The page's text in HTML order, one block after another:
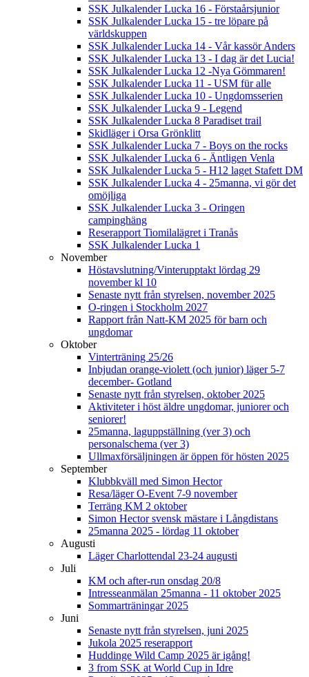
SSK Julkalender Lucka 16 - Förstaårsjunior
SSK Julkalender Lucka 15 - tre löpare på
världskuppen
SSK Julkalender Lucka 14 - Vår kassör Anders
SSK Julkalender Lucka 13 - I dag är det Lucia!
SSK Julkalender Lucka 12 -Nya Gömmaren!
SSK Julkalender Lucka 11 - USM für alle
SSK Julkalender Lucka 10 - Ungdomsserien
SSK Julkalender Lucka 9 - Legend
SSK Julkalender Lucka 8 Paradiset trail
Skidläger i Orsa Grönklitt
SSK Julkalender Lucka 7 - Boys on the rocks
SSK Julkalender Lucka 6 - Äntligen Venla
SSK Julkalender Lucka 5 - H12 laget Stafett DM
SSK Julkalender Lucka 4 - 25manna, vi gör det
omöjliga
SSK Julkalender Lucka 3 - Oringen
campinghäng
Reserapport Tiomilalägret i Tranås
SSK Julkalender Lucka 1
November
Höstavslutning/Vinterupptakt lördag 29
november kl 10
Senaste nytt från styrelsen, november 2025
O-ringen i Stockholm 2027
Rapport från Natt-KM 2025 för barn och
ungdomar
Oktober
Vinterträning 25/26
Inbjudan orange-violett (och junior) läger 5-7
december- Gotland
Senaste nytt från styrelsen, oktober 2025
Aktiviteter i höst äldre ungdomar, juniorer och
seniorer!
25manna, laguppställning (ver 3) och
personalschema (ver 3)
Ullmaxförsäljningen är öppen för hösten 2025
September
Klubbkväll med Simon Hector
Resa/läger O-Event 7-9 november
Terräng KM 2 oktober
Simon Hector svensk mästare i Långdistans
25manna 2025 - lördag 11 oktober
Augusti
Läger Charlottendal 23-24 augusti
Juli
KM och after-run onsdag 20/8
Intresseanmälan 25manna - 11 oktober 2025
Sommarträningar 2025
Juni
Senaste nytt från styrelsen, juni 2025
Jukola 2025 reserapport
Huddinge Wild Camp 2025 är igång!
3 from SSK at World Cup in Idre